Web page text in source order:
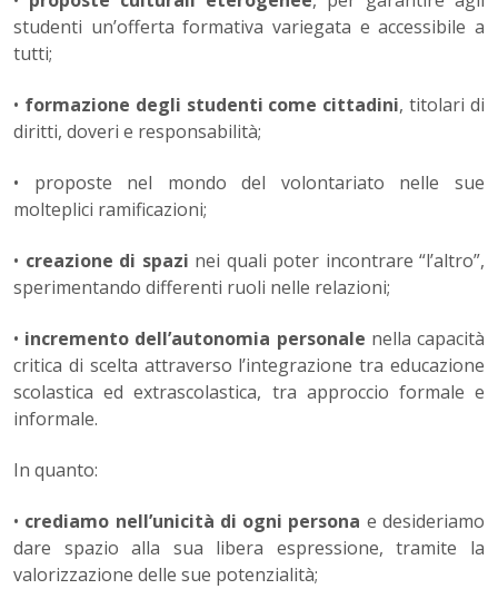
studenti un’of­ferta formativa variegata e accessibile a
tutti;
• formazione degli studenti come cittadini, titolari di
diritti, do­veri e responsabilità;
• proposte nel mondo del volontariato nelle sue
molteplici ramifi­cazioni;
• creazione di spazi nei quali poter incontrare “l’altro”,
sperimen­tando differenti ruoli nelle relazioni;
• incremento dell’autonomia personale nella capacità
critica di scelta attraverso l’integrazione tra educazione
scolastica ed extra­scolastica, tra approccio formale e
informale.
In quanto:
• crediamo nell’unicità di ogni persona e desideriamo
dare spa­zio alla sua libera espressione, tramite la
valorizzazione delle sue potenzialità;